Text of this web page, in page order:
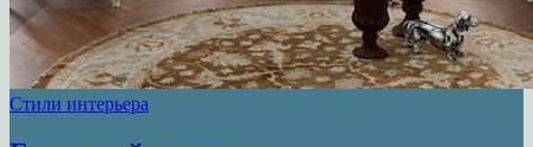
Стили интерьера